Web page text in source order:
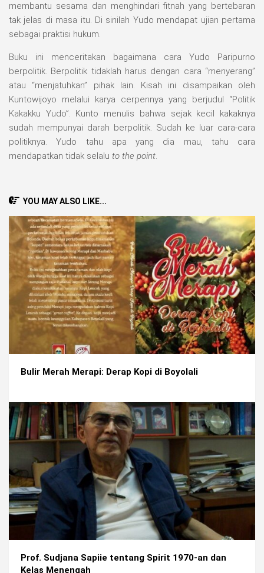
membantu sesama dan menghindari fitnah yang bertebaran
tak jelas di masa itu. Di sinilah Yudo mendapat ujian pertama
sebagai praktisi hukum.
Buku ini menceritakan bagaimana cara Yudo Paripurno
berpolitik. Berpolitik tidaklah harus dengan cara “menyerang”
atau “menjatuhkan” pihak lain. Kisah ini disampaikan oleh
Kuntowijoyo melalui karya cerpennya yang berjudul “Politik
Kakakku Yudo”. Kunto menulis bahwa sejak kecil kakaknya
sudah mempunyai darah berpolitik. Sudah ke luar cara-cara
politiknya. Yudo tahu apa yang dia mau, tahu cara
mendapatkan tidak selalu to the point.
YOU MAY ALSO LIKE...
Bulir Merah Merapi: Derap Kopi di Boyolali
Prof. Sudjana Sapiie tentang Spirit 1970-an dan
Kelas Menengah